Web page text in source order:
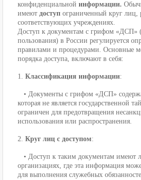
конфиденциальной информации.
имеют доступ ограниченный круг лиц,
соответствующих учреждениях.
Доступ к документам с грифом «ДСП»
пользования) в России регулируется
правилами и процедурами. Основные
порядка доступа, включают в себя:
1. Классификация информации:
• Документы с грифом «ДСП»
которая не является государственной
ограничен для предотвращения
использования или распространения.
2. Круг лиц с доступом:
• Доступ к таким документам имеют
организациях, где эта информация
для выполнения служебных